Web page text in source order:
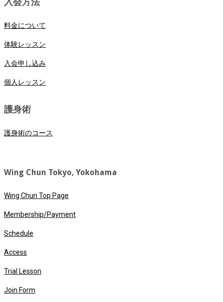
料金について
体験レッスン
入会申し込み
個人レッスン
護身術
護身術のコース
Wing Chun Tokyo, Yokohama
Wing Chun Top Page
Membership/Payment
Schedule
Access
Trial Lesson
Join Form